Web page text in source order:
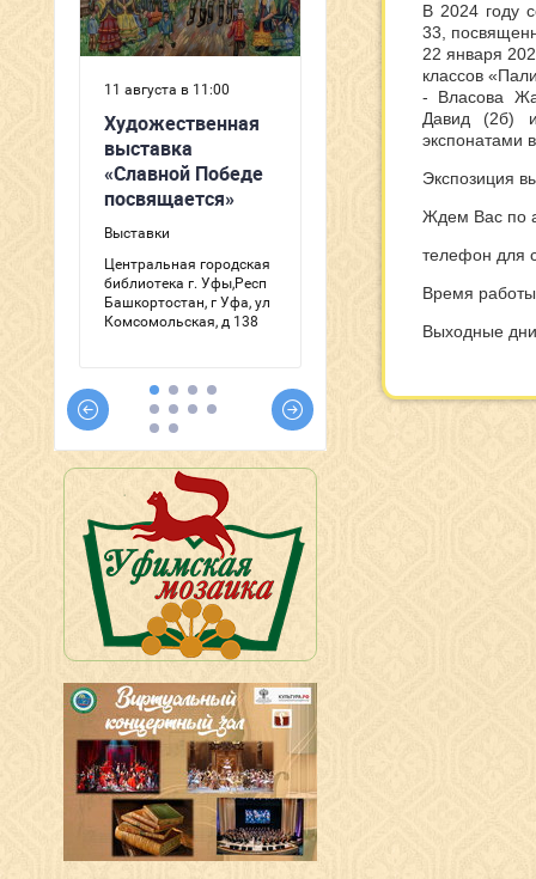
В 2024 году
33,
22 января
классов
- Власова
Давид (2б)
экспонатами
Экспозиция
Ждем Вас по
телефон для
Время
Выходные